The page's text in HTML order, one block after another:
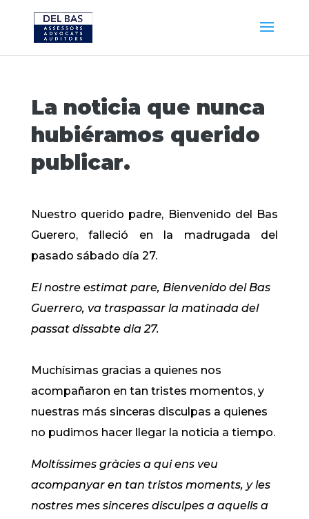
La noticia que nunca
hubiéramos querido
publicar.
Nuestro querido padre, Bienvenido del Bas
Guerero, falleció en la madrugada del
pasado sábado día 27.
El nostre estimat pare, Bienvenido del Bas
Guerrero, va traspassar la matinada del
passat dissabte dia 27.
Muchísimas gracias a quienes nos
acompañaron en tan tristes momentos, y
nuestras más sinceras disculpas a quienes
no pudimos hacer llegar la noticia a tiempo.
Moltíssimes gràcies a qui ens veu
acompanyar en tan tristos moments, y les
nostres mes sinceres disculpes a aquells a